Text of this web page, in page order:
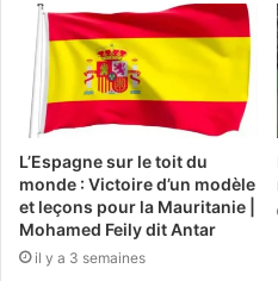
L’Espagne sur le toit du
monde : Victoire d’un modèle
et leçons pour la Mauritanie |
Mohamed Feily dit Antar
il y a 3 semaines